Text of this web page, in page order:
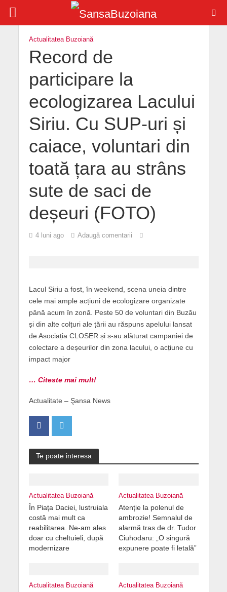
Actualitatea Buzoiană
Record de
participare la
ecologizarea Lacului
Siriu. Cu SUP-uri și
caiace, voluntari din
toată țara au strâns
sute de saci de
deșeuri (FOTO)
4 luni ago Adaugă comentarii
Lacul Siriu a fost, în weekend, scena uneia dintre
cele mai ample acțiuni de ecologizare organizate
până acum în zonă. Peste 50 de voluntari din Buzău
și din alte colțuri ale țării au răspuns apelului lansat
de Asociația CLOSER și s-au alăturat campaniei de
colectare a deșeurilor din zona lacului, o acțiune cu
impact major
… Citeste mai mult!
Actualitate – Şansa News
Te poate interesa
Actualitatea Buzoiană
În Piața Daciei, lustruiala
costă mai mult ca
reabilitarea. Ne-am ales
doar cu cheltuieli, după
modernizare
Actualitatea Buzoiană
Atenție la polenul de
ambrozie! Semnalul de
alarmă tras de dr. Tudor
Ciuhodaru: „O singură
expunere poate fi letală”
Actualitatea Buzoiană Actualitatea Buzoiană